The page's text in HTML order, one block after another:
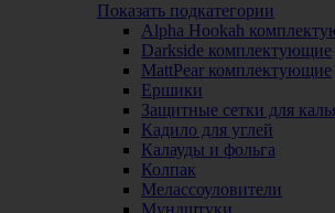
Показать подкатегории
Alpha Hookah
Darkside комплектующие
MattPear комплектующие
Ершики
Защитные сетки для
Кадило для углей
Калауды и фольга
Колпак
Мелассоуловители
Мундштуки